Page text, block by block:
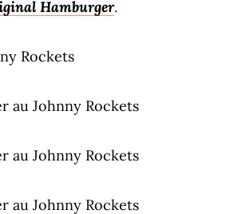
Hamburger.